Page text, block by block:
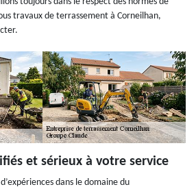
travaux de terrassement à Corneilhan,
et sérieux à votre service
dans le domaine du